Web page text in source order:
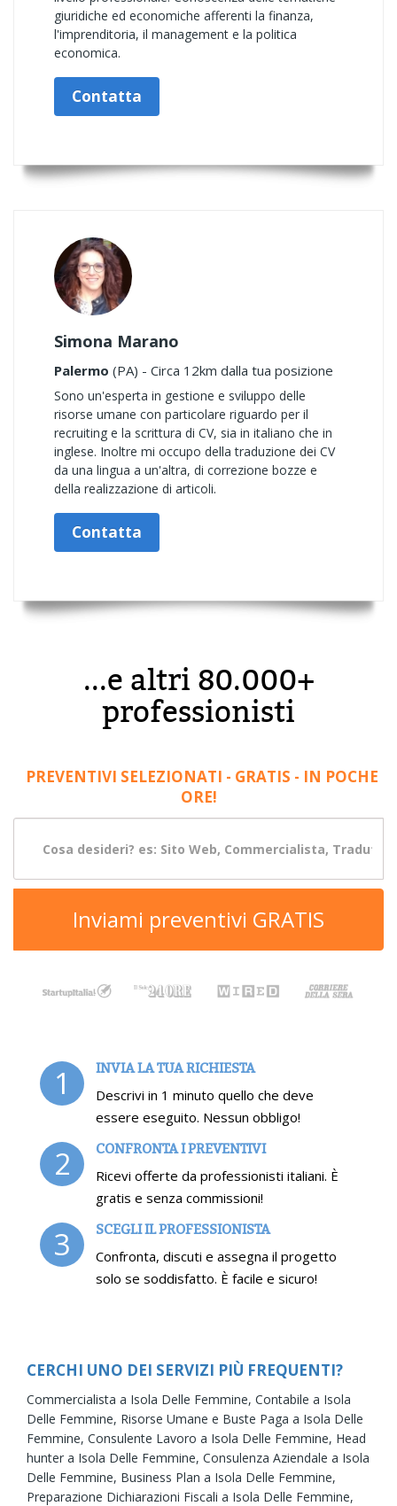
giuridiche ed economiche afferenti la finanza,
l'imprenditoria, il management e la politica
economica.
Contatta
Simona Marano
Palermo (PA) - Circa 12km dalla tua posizione
Sono un'esperta in gestione e sviluppo delle
risorse umane con particolare riguardo per il
recruiting e la scrittura di CV, sia in italiano che in
inglese. Inoltre mi occupo della traduzione dei CV
da una lingua a un'altra, di correzione bozze e
della realizzazione di articoli.
Contatta
...e altri 80.000+
professionisti
PREVENTIVI SELEZIONATI - GRATIS - IN POCHE
ORE!
Inviami preventivi GRATIS
1 INVIA LA TUA RICHIESTA
Descrivi in 1 minuto quello che deve
essere eseguito. Nessun obbligo!
2 CONFRONTA I PREVENTIVI
Ricevi offerte da professionisti italiani. È
gratis e senza commissioni!
3 SCEGLI IL PROFESSIONISTA
Confronta, discuti e assegna il progetto
solo se soddisfatto. È facile e sicuro!
CERCHI UNO DEI SERVIZI PIÙ FREQUENTI?
Commercialista a Isola Delle Femmine, Contabile a Isola
Delle Femmine, Risorse Umane e Buste Paga a Isola Delle
Femmine, Consulente Lavoro a Isola Delle Femmine, Head
hunter a Isola Delle Femmine, Consulenza Aziendale a Isola
Delle Femmine, Business Plan a Isola Delle Femmine,
Preparazione Dichiarazioni Fiscali a Isola Delle Femmine,